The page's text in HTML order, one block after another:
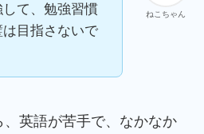
ねこちゃん
て、勉強習慣
目指さないで
英語が苦手で、なかなか